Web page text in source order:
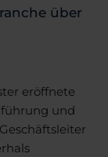
über
eröffnete
und